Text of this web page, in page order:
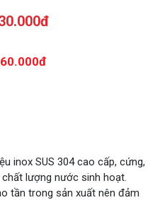
đ
inox SUS 304 cao cấp, cứng,
lượng nước sinh hoạt.
tần trong sản xuất nên đảm